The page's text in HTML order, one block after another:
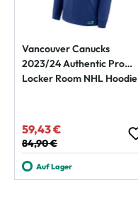
Vancouver Canucks
2023/24 Authentic Pro
Locker Room NHL Hoodie
Verkaufspreis:
59,43 €
Regulärer Preis:
84,90 €
Auf Lager